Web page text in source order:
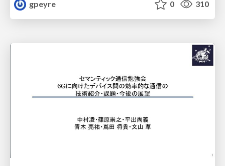
gpeyre
0 310